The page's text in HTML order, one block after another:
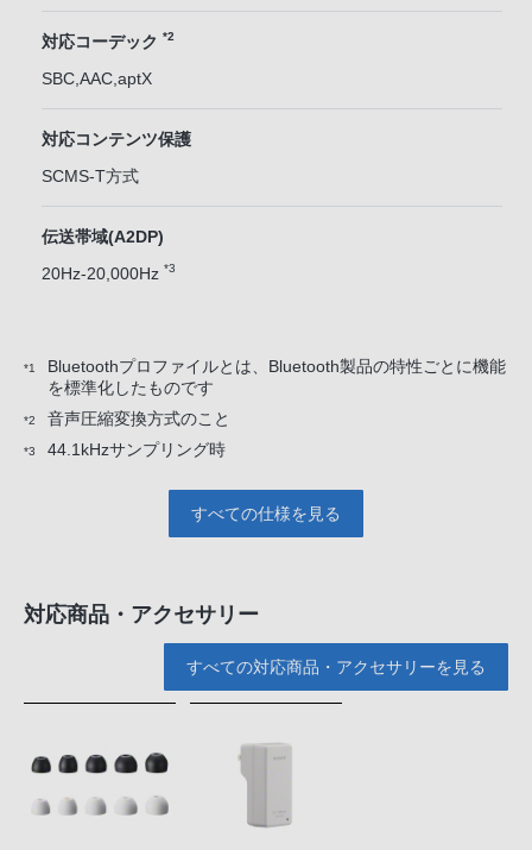
対応コーデック *2
SBC,AAC,aptX
対応コンテンツ保護
SCMS-T方式
伝送帯域(A2DP)
20Hz-20,000Hz *3
*1
Bluetoothプロファイルとは、Bluetooth製品の特性ごとに機能
を標準化したものです
*2 音声圧縮変換方式のこと
*3 44.1kHzサンプリング時
すべての仕様を見る
対応商品・アクセサリー
すべての対応商品・アクセサリーを見る